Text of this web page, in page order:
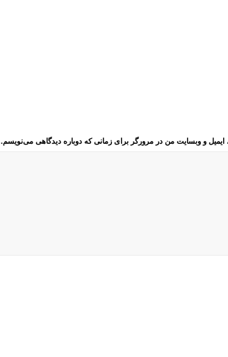
ایمیل و وبسایت من در مرورگر برای زمانی که دوباره دیدگاهی می‌نویسم.